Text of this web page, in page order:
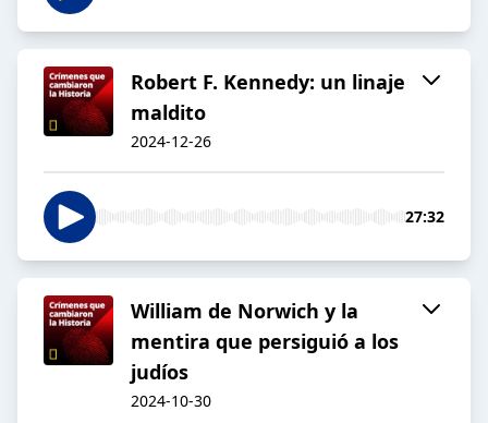
Robert F. Kennedy: un linaje
maldito
2024-12-26
27:32
William de Norwich y la
mentira que persiguió a los
judíos
2024-10-30